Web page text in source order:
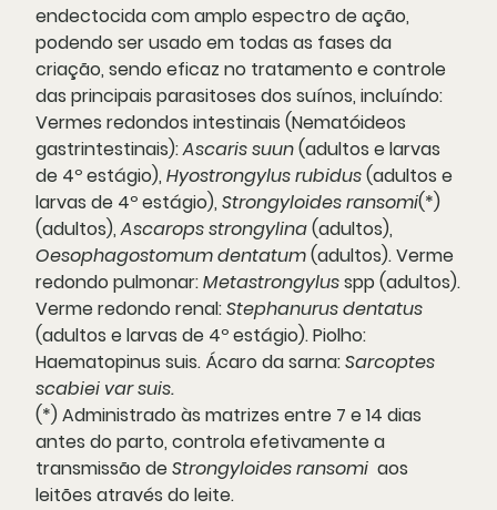
endectocida com amplo espectro de ação,
podendo ser usado em todas as fases da
criação, sendo eficaz no tratamento e controle
das principais parasitoses dos suínos, incluíndo:
Vermes redondos intestinais (Nematóideos
gastrintestinais):Ascaris suun(adultos e larvas
de 4º estágio),Hyostrongylus rubidus(adultos e
larvas de 4º estágio),Strongyloides ransomi(*)
(adultos),Ascarops strongylina(adultos),
Oesophagostomum dentatum(adultos). Verme
redondo pulmonar:Metastrongylusspp (adultos).
Verme redondo renal:Stephanurus dentatus
(adultos e larvas de 4º estágio). Piolho:
Haematopinus suis. Ácaro da sarna:Sarcoptes
scabiei var suis.
(*) Administrado às matrizes entre 7 e 14 dias
antes do parto, controla efetivamente a
transmissão deStrongyloides ransomi aos
leitões através do leite.